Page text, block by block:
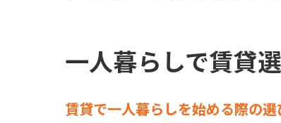
一人暮らしで賃貸
賃貸で一人暮らしを始める際の